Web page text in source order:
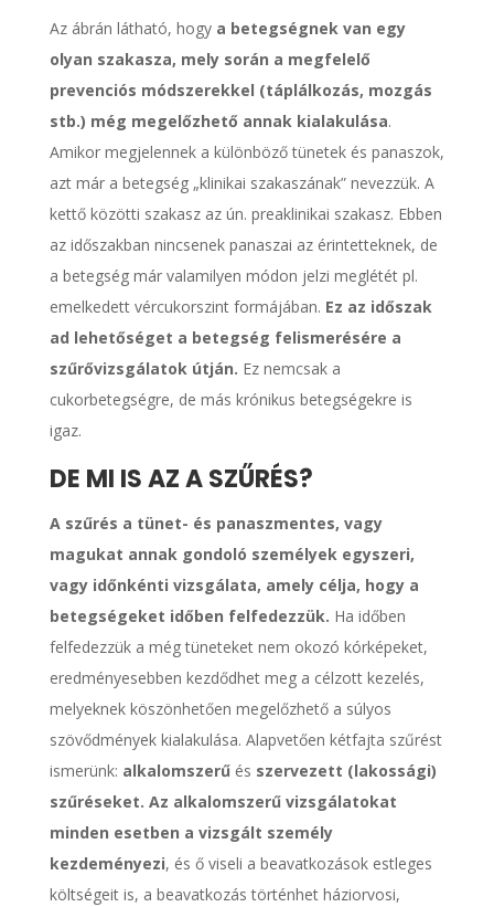
Az ábrán látható, hogy a betegségnek van egy
olyan szakasza, mely során a megfelelő
prevenciós módszerekkel (táplálkozás, mozgás
stb.) még megelőzhető annak kialakulása.
Amikor megjelennek a különböző tünetek és panaszok,
azt már a betegség „klinikai szakaszának” nevezzük. A
kettő közötti szakasz az ún. preaklinikai szakasz. Ebben
az időszakban nincsenek panaszai az érintetteknek, de
a betegség már valamilyen módon jelzi meglétét pl.
emelkedett vércukorszint formájában. Ez az időszak
ad lehetőséget a betegség felismerésére a
szűrővizsgálatok útján. Ez nemcsak a
cukorbetegségre, de más krónikus betegségekre is
igaz.
DE MI IS AZ A SZŰRÉS?
A szűrés a tünet- és panaszmentes, vagy
magukat annak gondoló személyek egyszeri,
vagy időnkénti vizsgálata, amely célja, hogy a
betegségeket időben felfedezzük. Ha időben
felfedezzük a még tüneteket nem okozó kórképeket,
eredményesebben kezdődhet meg a célzott kezelés,
melyeknek köszönhetően megelőzhető a súlyos
szövődmények kialakulása. Alapvetően kétfajta szűrést
ismerünk: alkalomszerű és szervezett (lakossági)
szűréseket. Az alkalomszerű vizsgálatokat
minden esetben a vizsgált személy
kezdeményezi, és ő viseli a beavatkozások estleges
költségeit is, a beavatkozás történhet háziorvosi,